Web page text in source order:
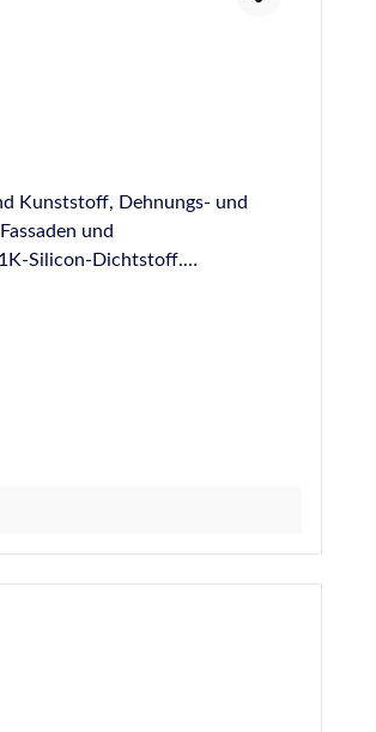
Kunststoff, Dehnungs- und
und
ausgerüstet.
Deutschland,